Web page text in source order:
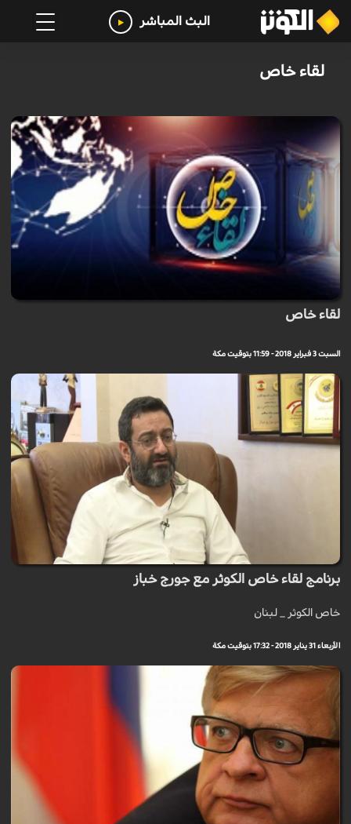
البث المباشر
لقاء خاص
لقاء خاص
السبت 3 فبراير 2018 - 11:59 بتوقيت مكة
برنامج لقاء خاص الكوثر مع جورج خباز
خاص الكوثر _ لبنان
الأربعاء 31 يناير 2018 - 17:32 بتوقيت مكة